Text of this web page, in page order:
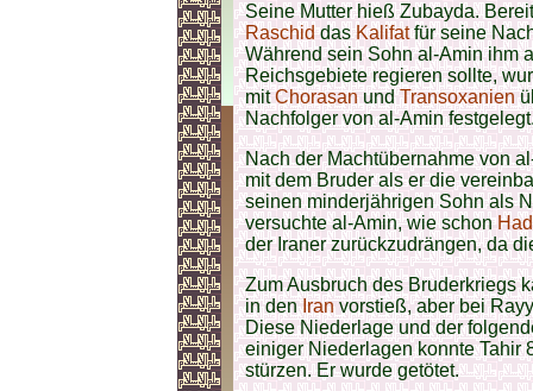
Seine Mutter hieß Zubayda.
RaschiddasKalifatfür seine
Während sein Sohn al-Amin ihm
Reichsgebiete regieren sollte,
mitChorasanundTransoxanien
Nachfolger von al-Amin
Nach der Machtübernahme von
mit dem Bruder als er die
seinen minderjährigen Sohn als
versuchte al-Amin, wie schon
der Iraner zurückzudrängen, da
Zum Ausbruch des Bruderkriegs
in denIranvorstieß, aber bei
Diese Niederlage und der
einiger Niederlagen konnte Tahir
stürzen. Er wurde getötet.